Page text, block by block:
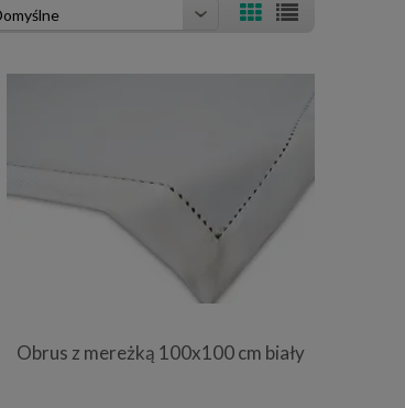
Obrus z mereżką 100x100 cm biały